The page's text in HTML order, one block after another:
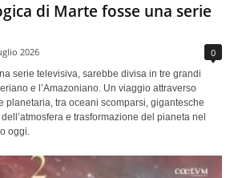
di Marte fosse una serie
2026 0
serie televisiva, sarebbe divisa in tre grandi
e l’Amazoniano. Un viaggio attraverso
planetaria, tra oceani scomparsi, gigantesche
e trasformazione del pianeta nel
oggi.